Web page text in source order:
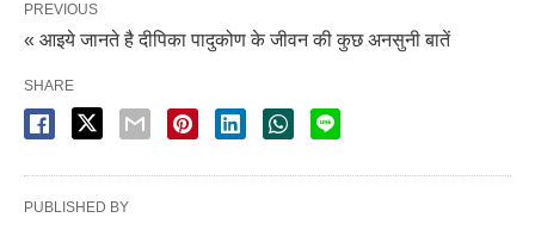
PREVIOUS
« आइये जानते है दीपिका पादुकोण के जीवन की कुछ अनसुनी बातें
SHARE
PUBLISHED BY